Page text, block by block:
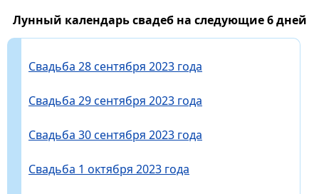
Лунный календарь свадеб на следующие 6 дней
Свадьба 28 сентября 2023 года
Свадьба 29 сентября 2023 года
Свадьба 30 сентября 2023 года
Свадьба 1 октября 2023 года